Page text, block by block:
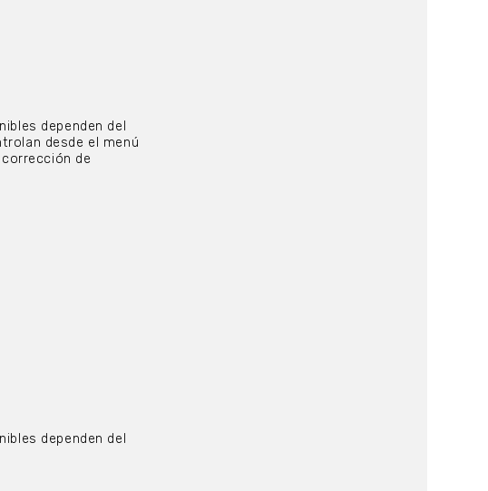
dependen del
desde el menú
corrección de
dependen del